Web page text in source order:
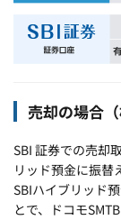
売却の場合
SBI 証券での売却
リッド預金に振替
SBIハイブリッド
とで、ドコモ